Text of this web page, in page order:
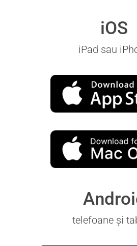
iOS
iPad sau
telefoane și